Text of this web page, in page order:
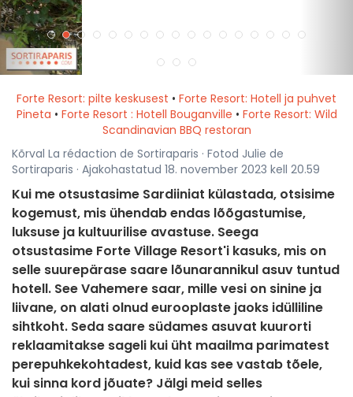
Forte Resort: pilte keskusest • Forte Resort: Hotell ja puhvet
Pineta • Forte Resort : Hotell Bouganville • Forte Resort: Wild
Scandinavian BBQ restoran
Kõrval La rédaction de Sortiraparis · Fotod Julie de
Sortiraparis · Ajakohastatud 18. november 2023 kell 20.59
Kui me otsustasime Sardiiniat külastada, otsisime
kogemust, mis ühendab endas lõõgastumise,
luksuse ja kultuurilise avastuse. Seega
otsustasime Forte Village Resort'i kasuks, mis on
selle suurepärase saare lõunarannikul asuv tuntud
hotell. See Vahemere saar, mille vesi on sinine ja
liivane, on alati olnud eurooplaste jaoks idülliline
sihtkoht. Seda saare südames asuvat kuurorti
reklaamitakse sageli kui üht maailma parimatest
perepuhkekohtadest, kuid kas see vastab tõele,
kui sinna kord jõuate? Jälgi meid selles